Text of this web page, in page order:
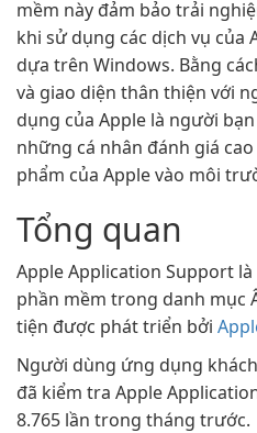
mềm này đảm bảo trải
khi sử dụng các dịch vụ của
dựa trên Windows. Bằng
và giao diện thân thiện với
dụng của Apple là người
những cá nhân đánh giá
phẩm của Apple vào môi
Tổng quan
Apple Application Support
phần mềm trong danh mục
tiện được phát triển bởi
Người dùng ứng dụng
đã kiểm tra Apple
8.765 lần trong tháng trước.